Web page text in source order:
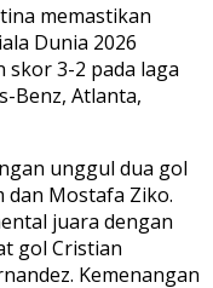
memastikan
Dunia 2026
3-2 pada laga
Benz, Atlanta,
unggul dua gol
dan Mostafa Ziko.
juara dengan
gol Cristian
Kemenangan